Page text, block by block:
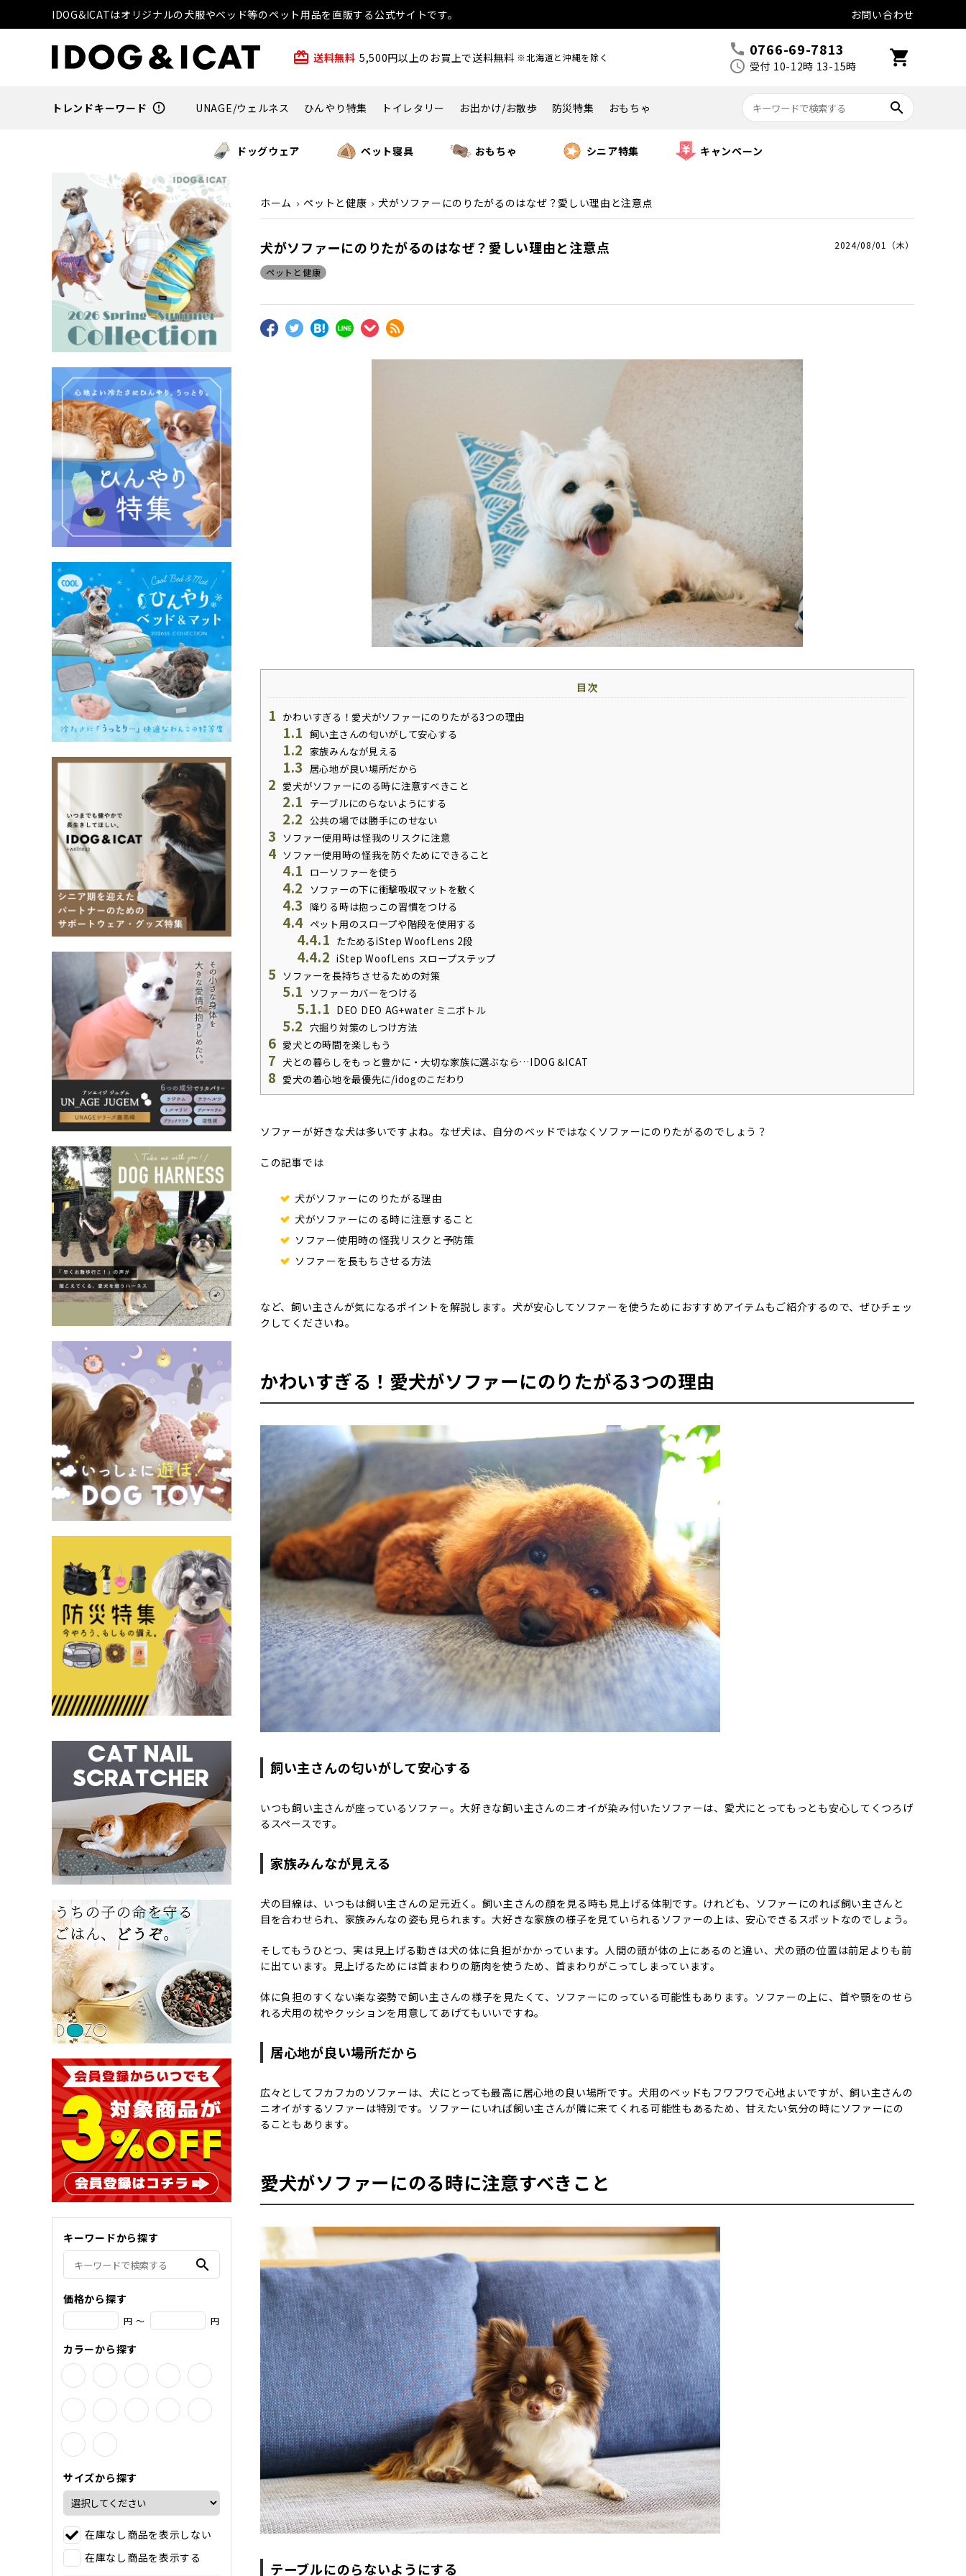
IDOG&ICATはオリジナルの犬服やベッド等のペット用品を直販する公式サイトです。 お問い合わせ
card_giftcard 送料無料 5,500円以上のお買上で送料無料 ※北海道と沖縄を除く call 0766-69-7813
schedule 受付 10-12時 13-15時 shopping_cart
トレンドキーワード error_outline UNAGE/ウェルネス ひんやり特集 トイレタリー お出かけ/お散歩 防災特集 おもちゃ search
ドッグウェア ペット寝具 おもちゃ シニア特集 キャンペーン
ホーム ペットと健康 犬がソファーにのりたがるのはなぜ？愛しい理由と注意点
犬がソファーにのりたがるのはなぜ？愛しい理由と注意点 2024/08/01（木）
ペットと健康
目次
1 かわいすぎる！愛犬がソファーにのりたがる3つの理由
1.1 飼い主さんの匂いがして安心する
1.2 家族みんなが見える
1.3 居心地が良い場所だから
2 愛犬がソファーにのる時に注意すべきこと
2.1 テーブルにのらないようにする
2.2 公共の場では勝手にのせない
3 ソファー使用時は怪我のリスクに注意
4 ソファー使用時の怪我を防ぐためにできること
4.1 ローソファーを使う
4.2 ソファーの下に衝撃吸収マットを敷く
4.3 降りる時は抱っこの習慣をつける
4.4 ペット用のスロープや階段を使用する
4.4.1 たためるiStep WoofLens 2段
4.4.2 iStep WoofLens スロープステップ
5 ソファーを長持ちさせるための対策
5.1 ソファーカバーをつける
5.1.1 DEO DEO AG+water ミニボトル
5.2 穴掘り対策のしつけ方法
6 愛犬との時間を楽しもう
7 犬との暮らしをもっと豊かに・大切な家族に選ぶなら…IDOG＆ICAT
8 愛犬の着心地を最優先に/idogのこだわり
ソファーが好きな犬は多いですよね。なぜ犬は、自分のベッドではなくソファーにのりたがるのでしょう？
この記事では
犬がソファーにのりたがる理由
犬がソファーにのる時に注意すること
ソファー使用時の怪我リスクと予防策
ソファーを長もちさせる方法
など、飼い主さんが気になるポイントを解説します。犬が安心してソファーを使うためにおすすめアイテムもご紹介するので、ぜひチェッ
クしてくださいね。
かわいすぎる！愛犬がソファーにのりたがる3つの理由
飼い主さんの匂いがして安心する
いつも飼い主さんが座っているソファー。大好きな飼い主さんのニオイが染み付いたソファーは、愛犬にとってもっとも安心してくつろげ
るスペースです。
家族みんなが見える
犬の目線は、いつもは飼い主さんの足元近く。飼い主さんの顔を見る時も見上げる体制です。けれども、ソファーにのれば飼い主さんと
目を合わせられ、家族みんなの姿も見られます。大好きな家族の様子を見ていられるソファーの上は、安心できるスポットなのでしょう。
そしてもうひとつ、実は見上げる動きは犬の体に負担がかかっています。人間の頭が体の上にあるのと違い、犬の頭の位置は前足よりも前
に出ています。見上げるためには首まわりの筋肉を使うため、首まわりがこってしまっています。
体に負担のすくない楽な姿勢で飼い主さんの様子を見たくて、ソファーにのっている可能性もあります。ソファーの上に、首や顎をのせら
れる犬用の枕やクッションを用意してあげてもいいですね。
居心地が良い場所だから
広々としてフカフカのソファーは、犬にとっても最高に居心地の良い場所です。犬用のベッドもフワフワで心地よいですが、飼い主さんの
ニオイがするソファーは特別です。ソファーにいれば飼い主さんが隣に来てくれる可能性もあるため、甘えたい気分の時にソファーにの
ることもあります。
愛犬がソファーにのる時に注意すべきこと
テーブルにのらないようにする
キーワードから探す
search
価格から探す
円 ～ 円
カラーから探す
サイズから探す
在庫なし商品を表示しない
在庫なし商品を表示する